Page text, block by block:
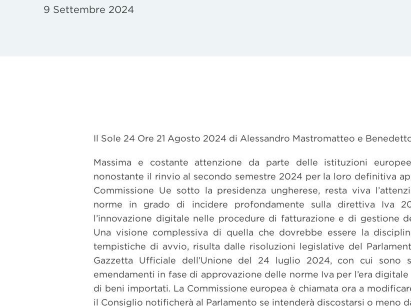
9 Settembre 2024
Il Sole 24 Ore 21 Agosto 2024 di Alessandro Mastromatteo e
Massima e costante attenzione da parte delle istituzioni
nonostante il rinvio al secondo semestre 2024 per la loro definitiva
Commissione Ue sotto la presidenza ungherese, resta viva
norme in grado di incidere profondamente sulla direttiva Iva
l’innovazione digitale nelle procedure di fatturazione e di gestione
Una visione complessiva di quella che dovrebbe essere la
tempistiche di avvio, risulta dalle risoluzioni legislative del
Gazzetta Ufficiale dell’Unione del 24 luglio 2024, con cui sono
emendamenti in fase di approvazione delle norme Iva per l’era
di beni importati. La Commissione europea è chiamata ora a
il Consiglio notificherà al Parlamento se intenderà discostarsi o meno